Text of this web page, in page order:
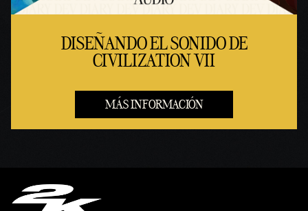
DISEÑANDO EL SONIDO DE
CIVILIZATION VII
MÁS INFORMACIÓN